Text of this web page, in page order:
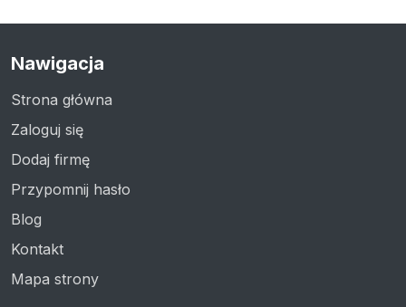
Nawigacja
Strona główna
Zaloguj się
Dodaj firmę
Przypomnij hasło
Blog
Kontakt
Mapa strony